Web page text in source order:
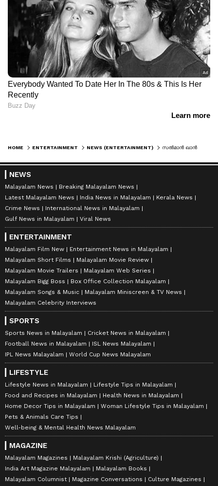
HOME ENTERTAINMENT NEWS (ENTERTAINMENT)
NEWS
Malayalam News
Breaking Malayalam News
Latest Malayalam News
India News in Malayalam
Kerala News
Crime News
International News in Malayalam
Gulf News in Malayalam
Viral News
ENTERTAINMENT
Malayalam Film New
Entertainment News in Malayalam
Malayalam Short Films
Malayalam Movie Review
Malayalam Movie Trailers
Malayalam Web Series
Malayalam Bigg Boss
Box Office Collection Malayalam
Malayalam Songs & Music
Malayalam Miniscreen & TV News
Malayalam Celebrity Interviews
SPORTS
Sports News in Malayalam
Cricket News in Malayalam
Football News in Malayalam
ISL News Malayalam
IPL News Malayalam
World Cup News Malayalam
LIFESTYLE
Lifestyle News in Malayalam
Lifestyle Tips in Malayalam
Food and Recipes in Malayalam
Health News in Malayalam
Home Decor Tips in Malayalam
Woman Lifestyle Tips in Malayalam
Pets & Animals Care Tips
Well-being & Mental Health News Malayalam
MAGAZINE
Malayalam Magazines
Malayalam Krishi (Agriculture)
India Art Magazine Malayalam
Malayalam Books
Malayalam Columnist
Magazine Conversations
Culture Magazines